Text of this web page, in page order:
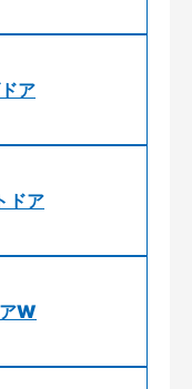
ア
ドア
W